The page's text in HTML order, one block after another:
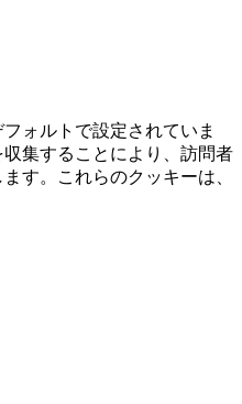
ォルトで設定されていま
集することにより、訪問者
す。これらのクッキーは、